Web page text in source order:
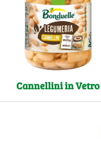
Cannellini in Vetro